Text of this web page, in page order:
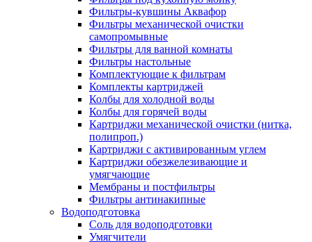
Фильтры-кувшины Аквафор
Фильтры механической очистки
самопромывные
Фильтры для ванной комнаты
Фильтры настольные
Комплектующие к фильтрам
Комплекты картриджей
Колбы для холодной воды
Колбы для горячей воды
Картриджи механической очистки (нитка,
полипроп.)
Картриджи с активированным углем
Картриджи обезжелезивающие и
умягчающие
Мембраны и постфильтры
Фильтры антинакипные
Водоподготовка
Соль для водоподготовки
Умягчители